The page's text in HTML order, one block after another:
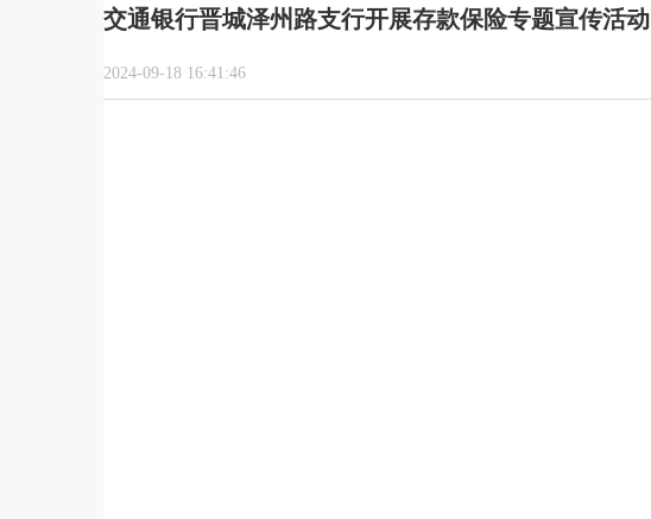
交通银行晋城泽州路支行开展存款保险专题宣传活动
2024-09-18 16:41:46